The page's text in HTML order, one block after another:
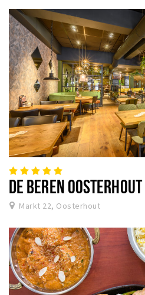
DE BEREN OOSTERHOUT
Markt 22, Oosterhout